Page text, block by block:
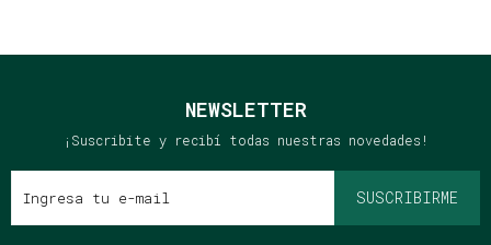
NEWSLETTER
¡Suscribite y recibí todas nuestras novedades!
SUSCRIBIRME